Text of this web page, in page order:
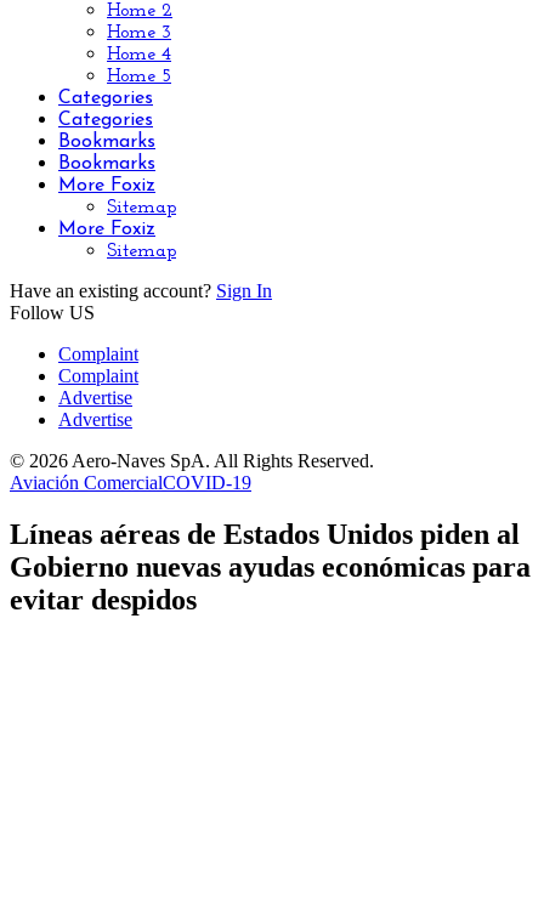
Home 2
Home 3
Home 4
Home 5
Categories
Categories
Bookmarks
Bookmarks
More Foxiz
Sitemap
More Foxiz
Sitemap
Have an existing account? Sign In
Follow US
Complaint
Complaint
Advertise
Advertise
© 2026 Aero-Naves SpA. All Rights Reserved.
Aviación ComercialCOVID-19
Líneas aéreas de Estados Unidos piden al
Gobierno nuevas ayudas económicas para
evitar despidos